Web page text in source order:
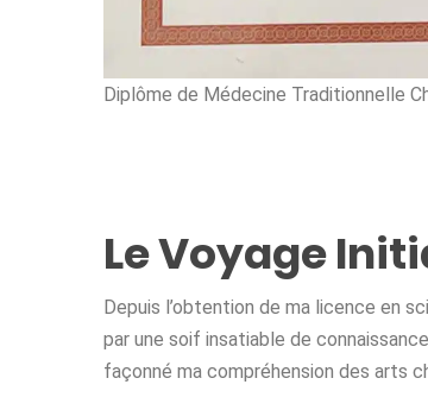
Diplôme de Médecine Traditionnelle
Le Voyage
Depuis l’obtention de ma licence en
par une soif insatiable de
façonné ma compréhension des arts